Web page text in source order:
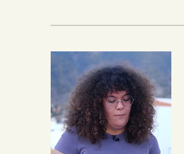
PREPARAR LA VISITA
ACTIVIDADES
█
EL MUSEO